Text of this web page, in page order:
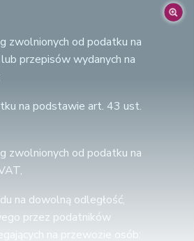
zwolnionych od podatku na
przepisów wydanych na
na podstawie art. 43 ust.
zwolnionych od podatku na
na dowolną odległość,
przez podatników
na przewozie osób: